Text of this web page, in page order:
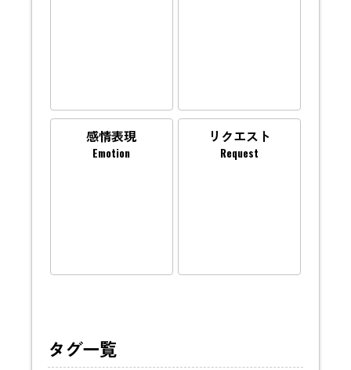
感情表現
Emotion
リクエスト
Request
タグ一覧